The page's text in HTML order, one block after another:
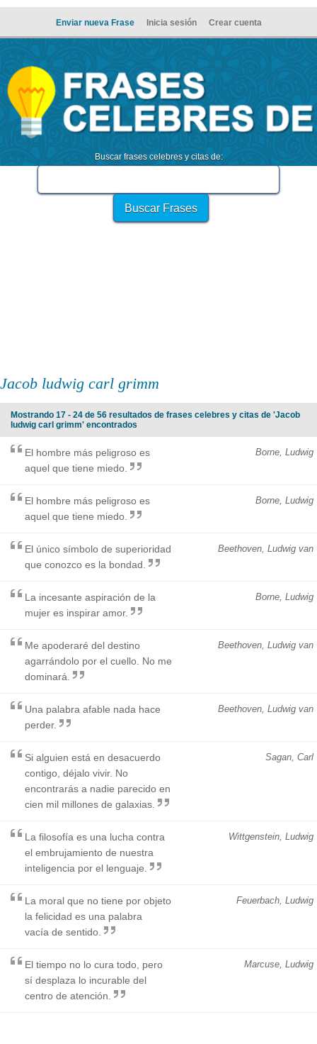
Enviar nueva Frase Inicia sesión Crear cuenta
Buscar frases celebres y citas de:
Jacob ludwig carl grimm
Mostrando 17 - 24 de 56 resultados de frases celebres y citas de 'Jacob
ludwig carl grimm' encontrados
Borne, Ludwig
El hombre más peligroso es
aquel que tiene miedo.
Borne, Ludwig
El hombre más peligroso es
aquel que tiene miedo.
Beethoven, Ludwig van
El único símbolo de superioridad
que conozco es la bondad.
Borne, Ludwig
La incesante aspiración de la
mujer es inspirar amor.
Beethoven, Ludwig van
Me apoderaré del destino
agarrándolo por el cuello. No me
dominará.
Beethoven, Ludwig van
Una palabra afable nada hace
perder.
Sagan, Carl
Si alguien está en desacuerdo
contigo, déjalo vivir. No
encontrarás a nadie parecido en
cien mil millones de galaxias.
Wittgenstein, Ludwig
La filosofía es una lucha contra
el embrujamiento de nuestra
inteligencia por el lenguaje.
Feuerbach, Ludwig
La moral que no tiene por objeto
la felicidad es una palabra
vacía de sentido.
Marcuse, Ludwig
El tiempo no lo cura todo, pero
sí desplaza lo incurable del
centro de atención.